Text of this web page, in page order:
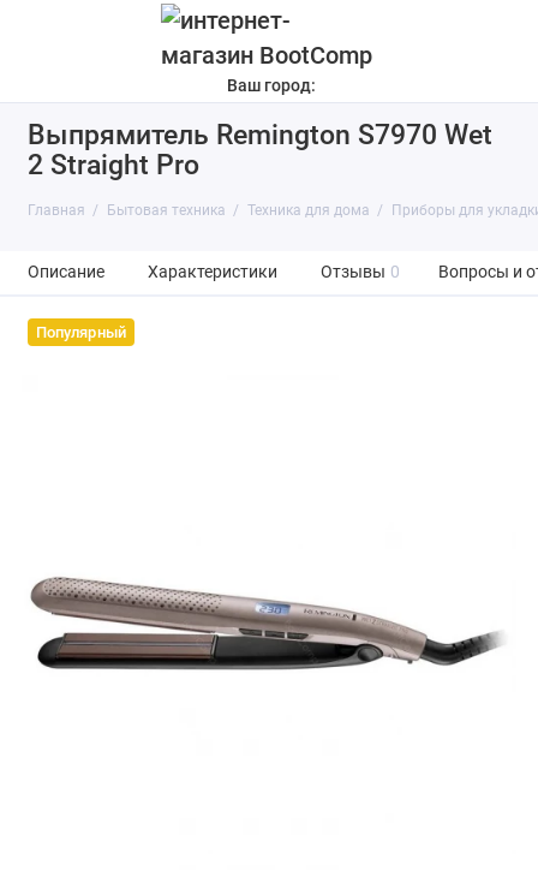
Ваш город:
Выпрямитель Remington S7970 Wet
2 Straight Pro
Главная Бытовая техника Техника для дома Приборы для
Описание Характеристики Отзывы 0 Вопросы и
Популярный